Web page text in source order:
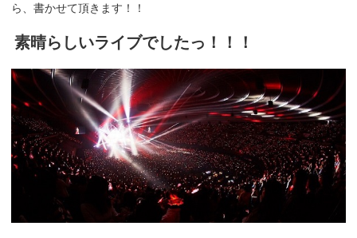
ら、書かせて頂きます！！
素晴らしいライブでしたっ！！！